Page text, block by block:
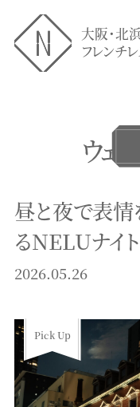
大阪・北
フレンチ
ウェ
昼と夜で表情
るNELUナイ
2026.05.26
Pick Up